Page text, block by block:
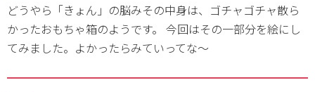
どうやら「きょん」の脳みその中身は、ゴチャゴチャ散ら
かったおもちゃ箱のようです。 今回はその一部分を絵にし
てみました。よかったらみていってな〜